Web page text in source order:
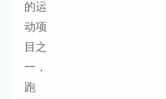
的运
动项
目之
一，
跑